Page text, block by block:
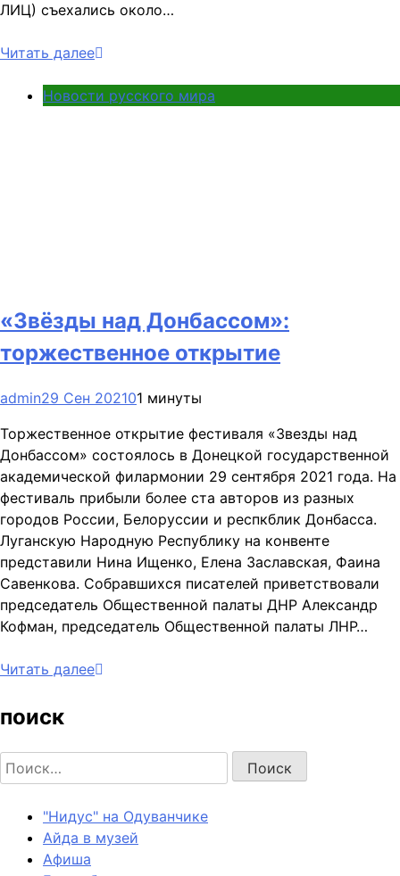
ЛИЦ) съехались около…
Читать далее
Новости русского мира
«Звёзды над Донбассом»:
торжественное открытие
admin29 Сен 202101 минуты
Торжественное открытие фестиваля «Звезды над
Донбассом» состоялось в Донецкой государственной
академической филармонии 29 сентября 2021 года. На
фестиваль прибыли более ста авторов из разных
городов России, Белоруссии и респкблик Донбасса.
Луганскую Народную Республику на конвенте
представили Нина Ищенко, Елена Заславская, Фаина
Савенкова. Собравшихся писателей приветствовали
председатель Общественной палаты ДНР Александр
Кофман, председатель Общественной палаты ЛНР…
Читать далее
поиск
Найти:
"Нидус" на Одуванчике
Айда в музей
Афиша